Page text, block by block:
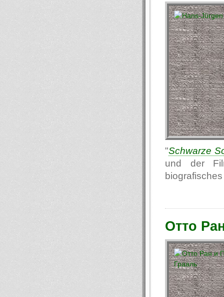
"Schwarze
und der
Отто